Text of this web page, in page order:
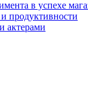
в успехе
продуктивности
актерами